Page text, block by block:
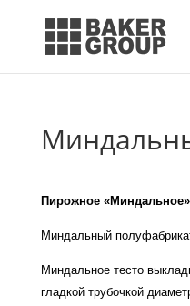
Пирожное «Миндальное»
Миндальный
Миндальное тесто
гладкой трубочкой